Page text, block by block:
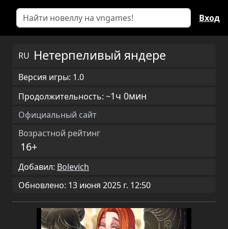
Вход
RU Нетерпеливый яндере
Версия игры: 1.0
Продолжительность: ~1ч 0мин
Официальный сайт
Возрастной рейтинг
16+
Добавил: Bolevich
Обновлено: 13 июня 2025 г. 12:50